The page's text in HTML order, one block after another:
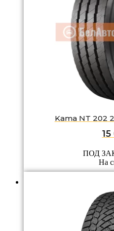
Kama NT 202
ПОД
На